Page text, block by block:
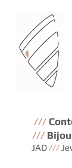
///
///
JAD ///